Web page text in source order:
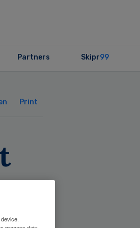
Partners Skipr99
Print